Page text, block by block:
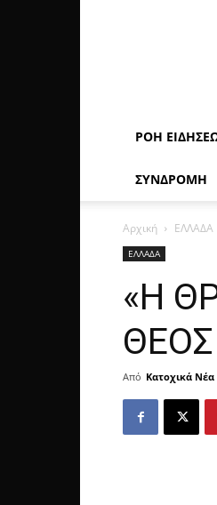
ΡΟΉ
ΣΥΝΔΡΟΜΗ
Αρχική ΕΛΛΑΔΑ
ΕΛΛΑΔΑ
«Η
Από Κατοχικά Νέα